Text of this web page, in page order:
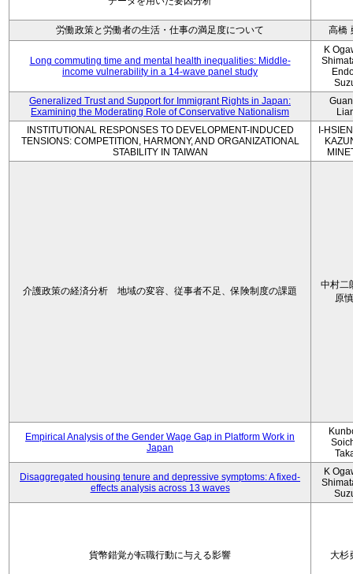
労働政策と労働者の生活・仕事の満足度について 高橋
Long commuting time and mental health inequalities: Middle-
income vulnerability in a 14-wave panel study
K
Generalized Trust and Support for Immigrant Rights in Japan:
Examining the Moderating Role of Conservative Nationalism
INSTITUTIONAL RESPONSES TO DEVELOPMENT-INDUCED
TENSIONS: COMPETITION, HARMONY, AND ORGANIZATIONAL
STABILITY IN TAIWAN
I-
介護政策の経済分析 地域の変容、従事者不足、保険制度の課題
中村二
原
Empirical Analysis of the Gender Wage Gap in Platform Work in
Japan
Disaggregated housing tenure and depressive symptoms: A fixed-
effects analysis across 13 waves
K
貨幣錯覚が転職行動に与える影響 大杉